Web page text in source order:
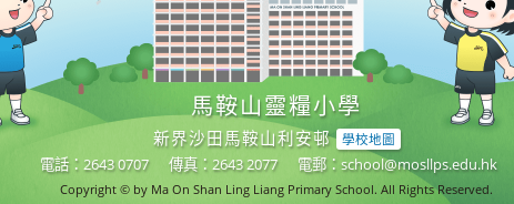
馬鞍山靈糧小學
新界沙田馬鞍山利安邨 學校地圖
電話：2643 0707 傳真：2643 2077 電郵： school@mosllps.edu.hk
Copyright © by Ma On Shan Ling Liang Primary School. All Rights Reserved.